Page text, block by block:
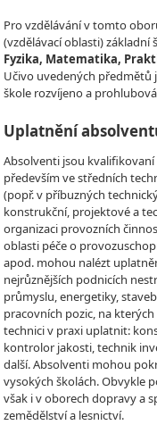
Pro vzdělávání v tomto
(vzdělávací oblasti) základní
Fyzika, Matematika,
Učivo uvedených
škole rozvíjeno a
Uplatnění
Absolventi jsou
především ve středních
(popř. v příbuzných
konstrukční, projektové a
organizaci provozních
oblasti péče o
apod. mohou nalézt
nejrůznějších podnicích
průmyslu, energetiky,
pracovních pozic, na
technici v praxi uplatnit:
kontrolor jakosti, technik
další. Absolventi mohou
vysokých školách. Obvykle
však i v oborech dopravy a
zemědělství a lesnictví.